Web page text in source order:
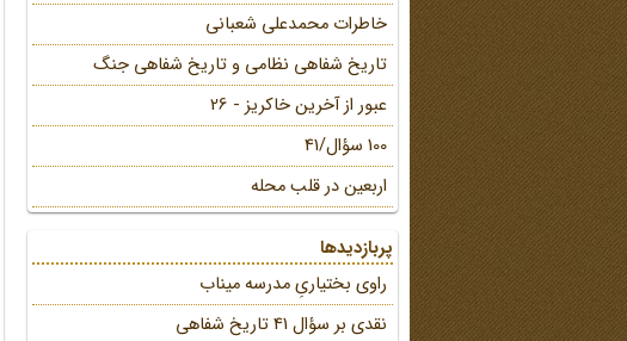
خاطرات محمد‌علی شعبانی
تاریخ شفاهی نظامی و تاریخ شفاهی جنگ
عبور از آخرین خاکریز - 26
100 سؤال/41
اربعین در قلب محله
پربازدیدها
راوی بختیاریِ مدرسه میناب
نقدی بر سؤال 41 تاریخ شفاهی